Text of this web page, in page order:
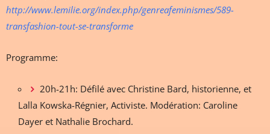
http://www.lemilie.org/index.php/genreafeminismes/589-
transfashion-tout-se-transforme
Programme:
20h-21h: Défilé avec Christine Bard, historienne, et
Lalla Kowska-Régnier, Activiste. Modération: Caroline
Dayer et Nathalie Brochard.